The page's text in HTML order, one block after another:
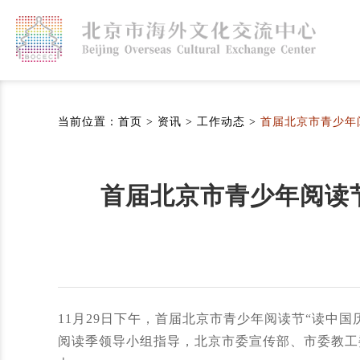
当前位置： 首页 > 资讯 > 工作动态 > 首届北京市青少
首届北京市青少年阅读
11月29日下午，首届北京市青少年阅读节“读中
阅读季领导小组指导，北京市委宣传部、市委教